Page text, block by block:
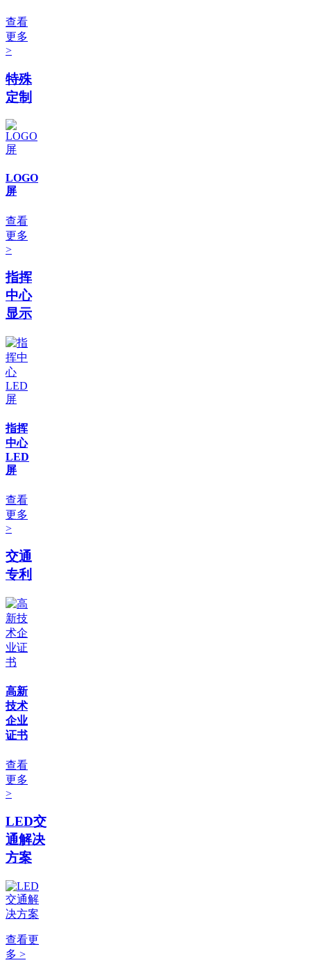
查看
更多
>
特殊
定制
LOGO
屏
查看
更多
>
指挥
中心
显示
指挥
中心
LED
屏
查看
更多
>
交通
专利
高新
技术
企业
证书
查看
更多
>
LED交
通解决
方案
查看更
多 >